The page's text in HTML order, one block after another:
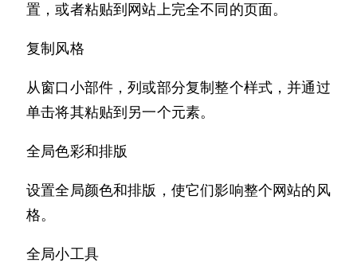
置，或者粘贴到网站上完全不同的页面。
复制风格
从窗口小部件，列或部分复制整个样式，并通过
单击将其粘贴到另一个元素。
全局色彩和排版
设置全局颜色和排版，使它们影响整个网站的风
格。
全局小工具